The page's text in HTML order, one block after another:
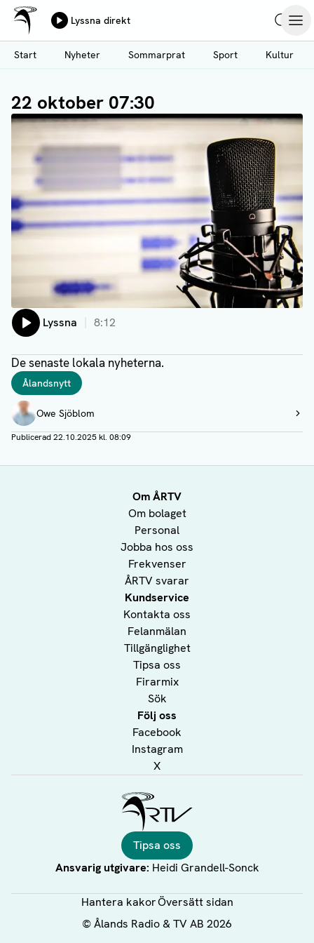
Hoppa
till
huvudinnehåll
Ålands Radio & TV
Lyssna direkt
Start
Nyheter Sommarprat Sport Kultur
22 oktober 07:30
Lyssna 8:12
De senaste lokala nyheterna.
Taggar
Ålandsnytt
Författare
Owe Sjöblom
Visa profil
Publicerad22.10.2025 kl. 08:09
Om ÅRTV
Om bolaget
Personal
Jobba hos oss
Frekvenser
ÅRTV svarar
Kundservice
Kontakta oss
Felanmälan
Tillgänglighet
Tipsa oss
Firarmix
Sök
Följ oss
Facebook
Instagram
X
Tipsa oss
Ansvarig utgivare: Heidi Grandell-Sonck
Hantera kakorÖversätt sidan
©Ålands Radio & TV AB 2026